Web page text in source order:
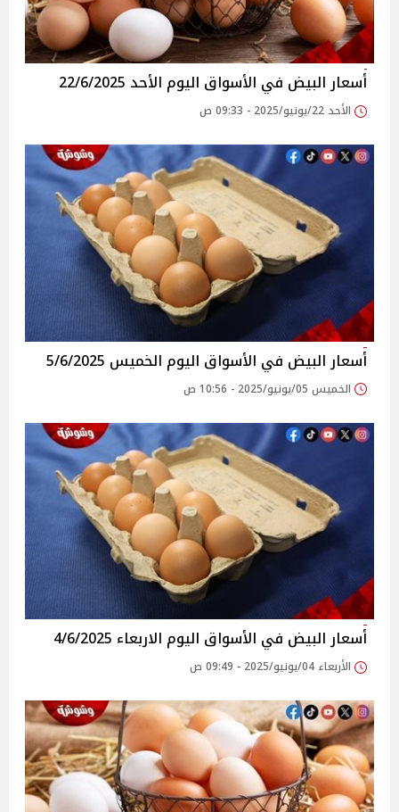
أسعار البيض في الأسواق‎‎ اليوم الأحد 22/6/2025
الأحد 22/يونيو/2025 - 09:33 ص
أسعار البيض في الأسواق‎‎ اليوم الخميس 5/6/2025
الخميس 05/يونيو/2025 - 10:56 ص
أسعار البيض في الأسواق‎‎ اليوم الاربعاء 4/6/2025
الأربعاء 04/يونيو/2025 - 09:49 ص